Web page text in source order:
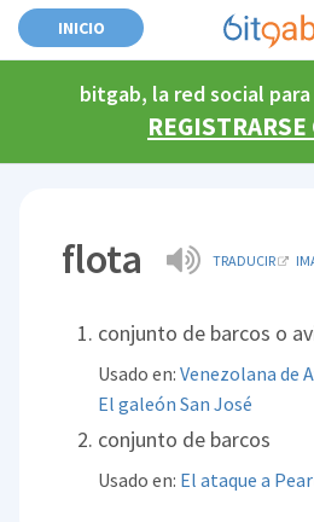
INICIO
bitgab, la red social
REGISTRARSE
flota TRADUCIR
conjunto de barcos o
Usado en:Venezolana de
El galeón San José
conjunto de barcos
Usado en: El ataque a